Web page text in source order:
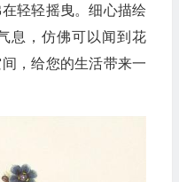
轻轻摇曳。细心描绘
息，仿佛可以闻到花
，给您的生活带来一